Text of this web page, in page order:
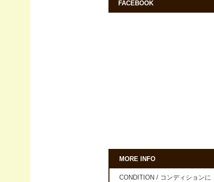
FACEBOOK
MORE INFO
CONDITION / コンディションに